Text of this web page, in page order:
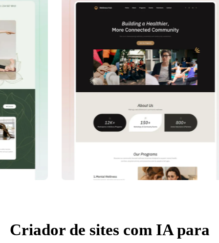
Criador de sites com IA para